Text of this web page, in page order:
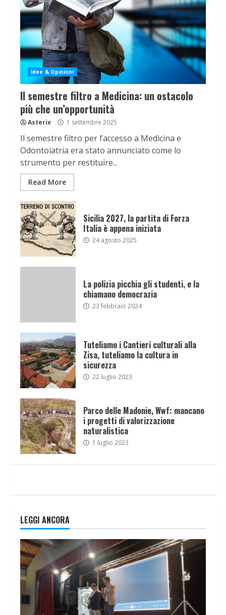
Idee & Opinioni
Il semestre filtro a Medicina: un ostacolo
più che un’opportunità
Asterix 1 settembre 2025
Il semestre filtro per l’accesso a Medicina e
Odontoiatria era stato annunciato come lo
strumento per restituire...
Read More
Sicilia 2027, la partita di Forza
Italia è appena iniziata
24 agosto 2025
La polizia picchia gli studenti, e la
chiamano democrazia
23 febbraio 2024
Tuteliamo i Cantieri culturali alla
Zisa, tuteliamo la cultura in
sicurezza
22 luglio 2023
Parco delle Madonie, Wwf: mancano
i progetti di valorizzazione
naturalistica
1 luglio 2023
LEGGI ANCORA